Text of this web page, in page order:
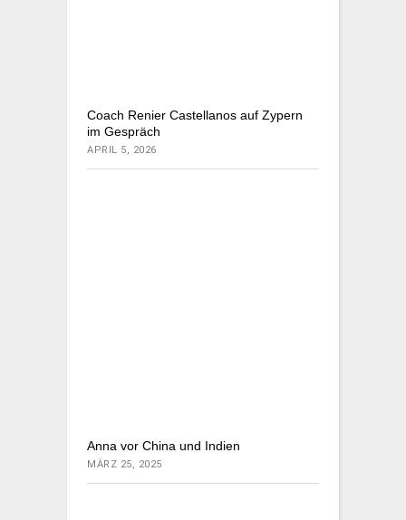
Coach Renier Castellanos auf Zypern
im Gespräch
APRIL 5, 2026
Anna vor China und Indien
MÄRZ 25, 2025